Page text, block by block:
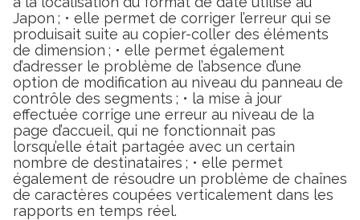
Japon ; • elle permet de corriger l’erreur qui se
produisait suite au copier-coller des éléments
de dimension ; • elle permet également
d’adresser le problème de l’absence d’une
option de modification au niveau du panneau de
contrôle des segments ; • la mise à jour
effectuée corrige une erreur au niveau de la
page d’accueil, qui ne fonctionnait pas
lorsqu’elle était partagée avec un certain
nombre de destinataires ; • elle permet
également de résoudre un problème de chaînes
de caractères coupées verticalement dans les
rapports en temps réel.